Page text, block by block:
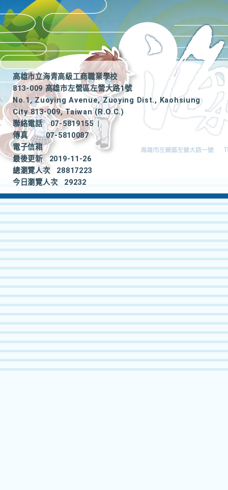
高雄市立海青高級工商職業學校
813-009 高雄市左營區左營大路1號
No.1, Zuoying Avenue, Zuoying Dist., Kaohsiung
City 813-009, Taiwan (R.O.C.)
聯絡電話
07-5819155
|
傳真
07-5810087
電子信箱
最後更新
2019-11-26
總瀏覽人次
28817223
今日瀏覽人次
29232